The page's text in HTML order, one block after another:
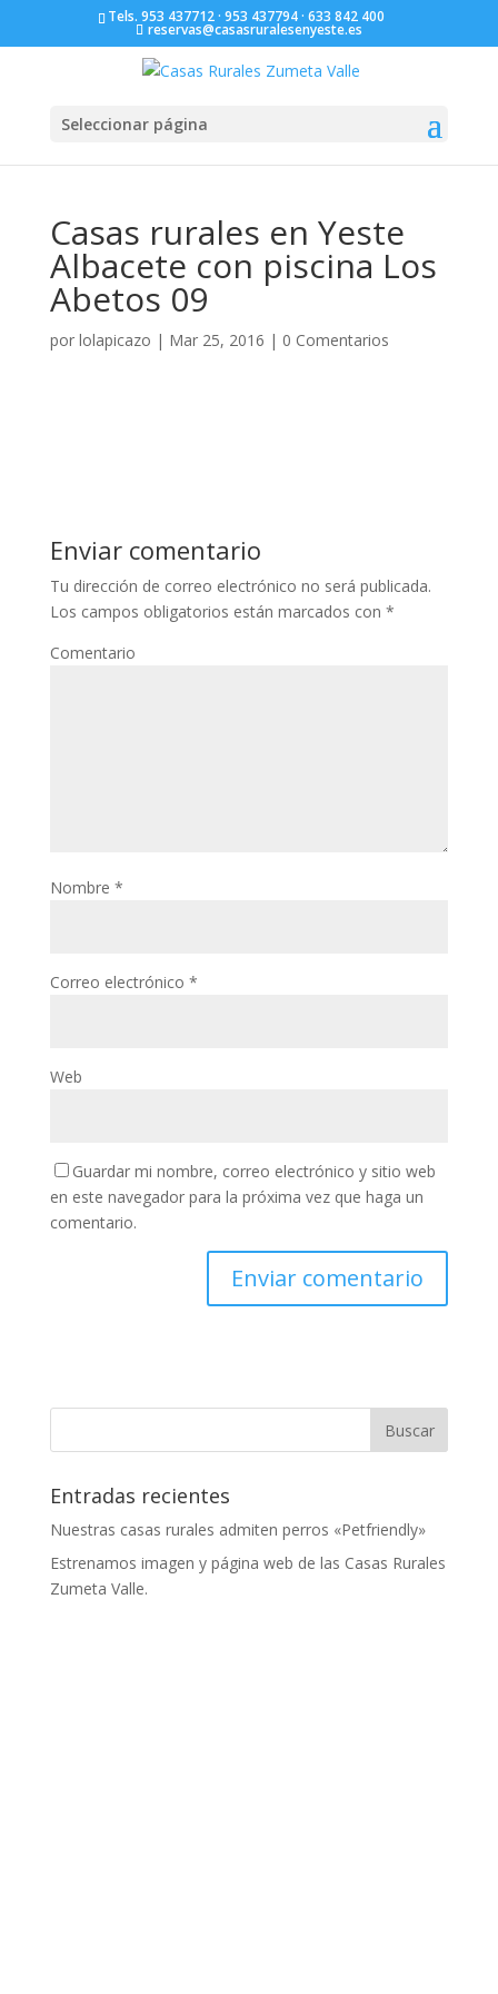
Tels. 953 437712 · 953 437794 · 633 842 400
reservas@casasruralesenyeste.es
Seleccionar página
Casas rurales en Yeste
Albacete con piscina Los
Abetos 09
por lolapicazo | Mar 25, 2016 | 0 Comentarios
Enviar comentario
Tu dirección de correo electrónico no será publicada.
Los campos obligatorios están marcados con *
Comentario
Nombre *
Correo electrónico *
Web
Guardar mi nombre, correo electrónico y sitio web
en este navegador para la próxima vez que haga un
comentario.
Entradas recientes
Nuestras casas rurales admiten perros «Petfriendly»
Estrenamos imagen y página web de las Casas Rurales
Zumeta Valle.